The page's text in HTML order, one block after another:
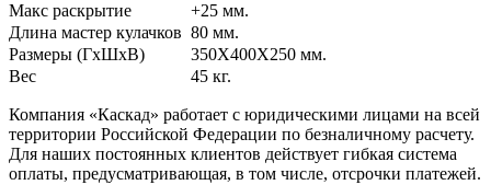
Макс раскрытие
+25 мм.
Длина мастер кулачков 80 мм.
Размеры (ГхШхВ)
350Х400Х250 мм.
Вес
45 кг.
Компания «Каскад» работает с юридическими лицами на всей
территории Российской Федерации по безналичному расчету.
Для наших постоянных клиентов действует гибкая система
оплаты, предусматривающая, в том числе, отсрочки платежей.